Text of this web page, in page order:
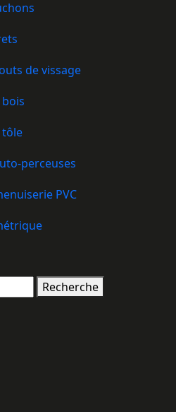
de vissage
bois
tôle
perceuses
PVC
Recherche